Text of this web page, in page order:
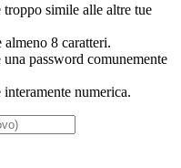
troppo simile alle altre tue
almeno 8 caratteri.
password comunemente
numerica.